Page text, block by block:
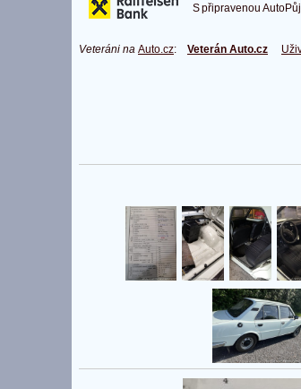
S připravenou
Veteráni na Auto.cz: Veterán Auto.cz